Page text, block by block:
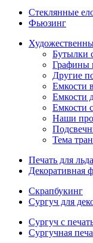
Стеклянные
Фьюзинг
Бутылки
Графины
Другие
Емкости
Емкости
Емкости
Наши
Тема
Печать для льда
Декоративная
Скрапбукинг
Сургуч для
Сургуч с
Сургучная